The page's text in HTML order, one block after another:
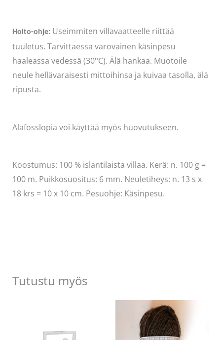
Hoito-ohje:Useimmiten villavaatteelle riittää
tuuletus. Tarvittaessa varovainen käsinpesu
haaleassa vedessä (30°C). Älä hankaa. Muotoile
neule hellävaraisesti mittoihinsa ja kuivaa tasolla, älä
ripusta.
Alafosslopia voi käyttää myös huovutukseen.
Koostumus: 100 % islantilaista villaa. Kerä: n. 100 g =
100 m. Puikkosuositus: 6 mm. Neuletiheys: n. 13 s x
18 krs = 10 x 10 cm. Pesuohje: Käsinpesu.
Tutustu myös